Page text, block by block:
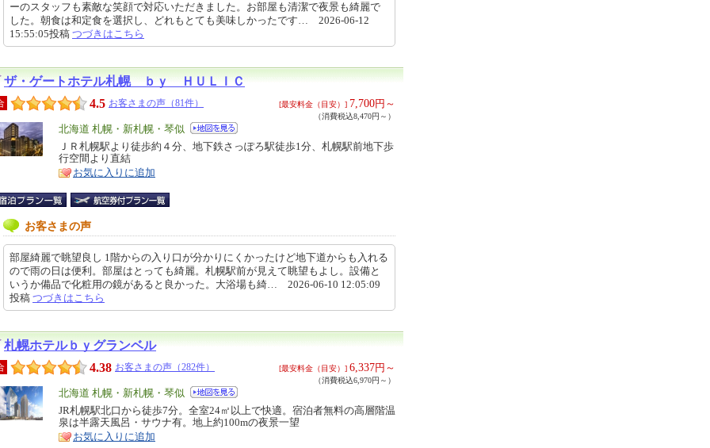
ーのスタッフも素敵な笑顔で対応いただきました。お部屋も清潔で夜景も綺麗で
した。朝食は和定食を選択し、どれもとても美味しかったです… 2026-06-12
15:55:05投稿 つづきはこちら
ザ・ゲートホテル札幌 ｂｙ ＨＵＬＩＣ
4.5 お客さまの声（81件） [最安料金（目安）] 7,700円～
（消費税込8,470円～）
エ
リ
ア
北海道 札幌・新札幌・琴似
特
徴
ＪＲ札幌駅より徒歩約４分、地下鉄さっぽろ駅徒歩1分、札幌駅前地下歩
行空間より直結
お気に入りに追加
お客さまの声
部屋綺麗で眺望良し 1階からの入り口が分かりにくかったけど地下道からも入れる
ので雨の日は便利。部屋はとっても綺麗。札幌駅前が見えて眺望もよし。設備と
いうか備品で化粧用の鏡があると良かった。大浴場も綺… 2026-06-10 12:05:09
投稿 つづきはこちら
札幌ホテルｂｙグランベル
4.38 お客さまの声（282件） [最安料金（目安）] 6,337円～
（消費税込6,970円～）
エ
リ
ア
北海道 札幌・新札幌・琴似
特
徴
JR札幌駅北口から徒歩7分。全室24㎡以上で快適。宿泊者無料の高層階温
泉は半露天風呂・サウナ有。地上約100mの夜景一望
お気に入りに追加